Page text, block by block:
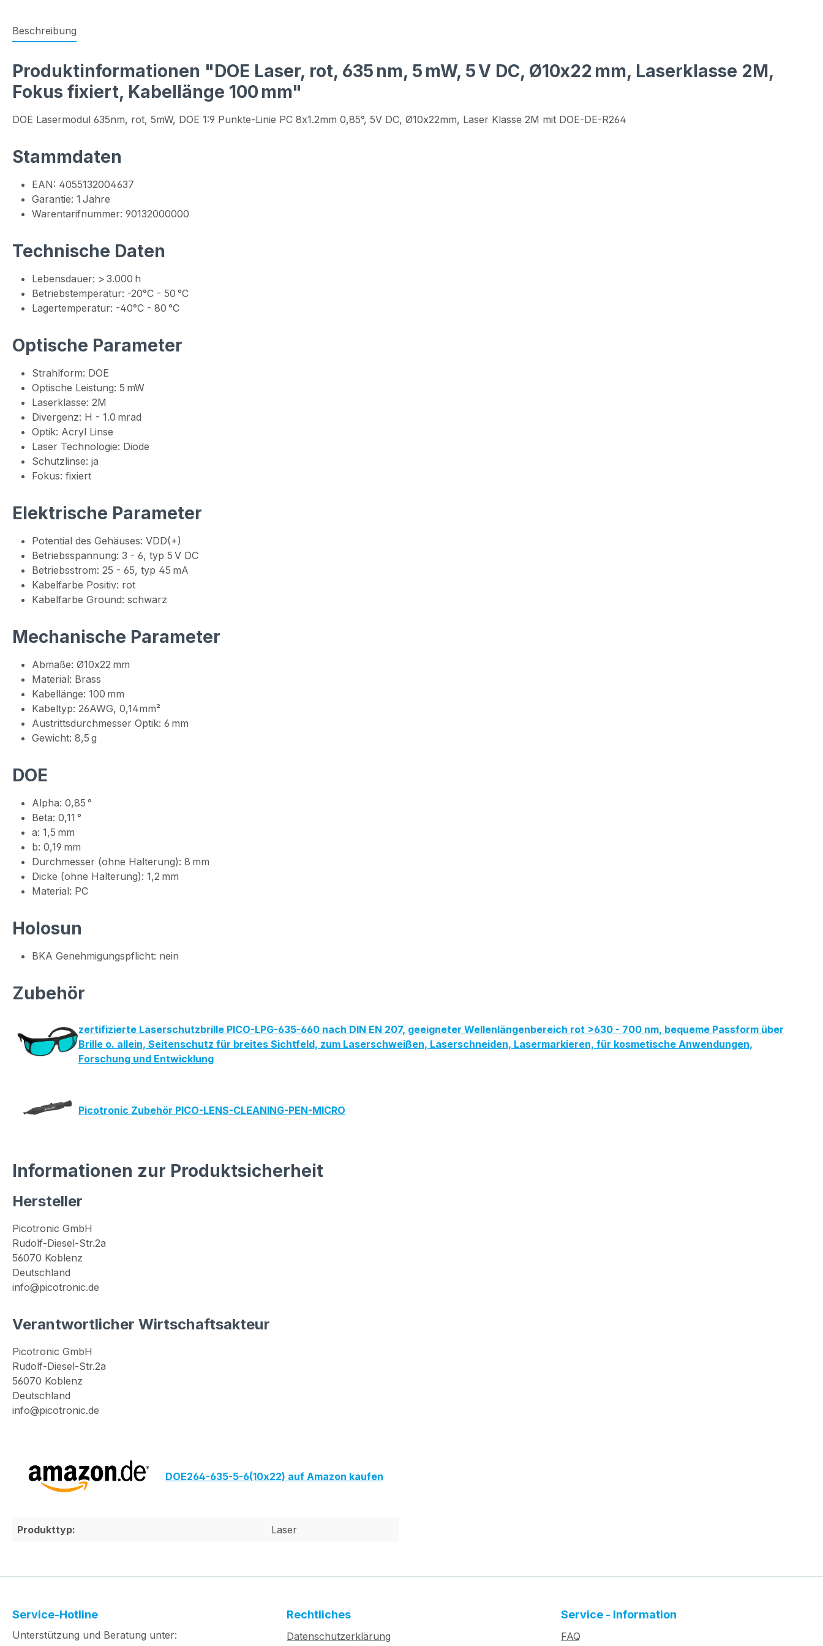
Beschreibung
Produktinformationen "DOE Laser, rot, 635 nm, 5 mW, 5 V DC, Ø10x22 mm, Laserklasse 2M,
Fokus fixiert, Kabellänge 100 mm"
DOE Lasermodul 635nm, rot, 5mW, DOE 1:9 Punkte-Linie PC 8x1.2mm 0,85°, 5V DC, Ø10x22mm, Laser Klasse 2M mit DOE-DE-R264
Stammdaten
EAN: 4055132004637
Garantie: 1 Jahre
Warentarifnummer: 90132000000
Technische Daten
Lebensdauer: > 3.000 h
Betriebstemperatur: -20°C - 50 °C
Lagertemperatur: -40°C - 80 °C
Optische Parameter
Strahlform: DOE
Optische Leistung: 5 mW
Laserklasse: 2M
Divergenz: H - 1.0 mrad
Optik: Acryl Linse
Laser Technologie: Diode
Schutzlinse: ja
Fokus: fixiert
Elektrische Parameter
Potential des Gehäuses: VDD(+)
Betriebsspannung: 3 - 6, typ 5 V DC
Betriebsstrom: 25 - 65, typ 45 mA
Kabelfarbe Positiv: rot
Kabelfarbe Ground: schwarz
Mechanische Parameter
Abmaße: Ø10x22 mm
Material: Brass
Kabellänge: 100 mm
Kabeltyp: 26AWG, 0,14mm²
Austrittsdurchmesser Optik: 6 mm
Gewicht: 8,5 g
DOE
Alpha: 0,85 °
Beta: 0,11 °
a: 1,5 mm
b: 0,19 mm
Durchmesser (ohne Halterung): 8 mm
Dicke (ohne Halterung): 1,2 mm
Material: PC
Holosun
BKA Genehmigungspflicht: nein
Zubehör
zertifizierte Laserschutzbrille PICO-LPG-635-660 nach DIN EN 207, geeigneter Wellenlängenbereich rot >630 - 700 nm, bequeme Passform über
Brille o. allein, Seitenschutz für breites Sichtfeld, zum Laserschweißen, Laserschneiden, Lasermarkieren, für kosmetische Anwendungen,
Forschung und Entwicklung
Picotronic Zubehör PICO-LENS-CLEANING-PEN-MICRO
Informationen zur Produktsicherheit
Hersteller
Picotronic GmbH
Rudolf-Diesel-Str.2a
56070 Koblenz
Deutschland
info@picotronic.de
Verantwortlicher Wirtschaftsakteur
Picotronic GmbH
Rudolf-Diesel-Str.2a
56070 Koblenz
Deutschland
info@picotronic.de
DOE264-635-5-6(10x22) auf Amazon kaufen
Produkttyp: Laser
Service-Hotline
Unterstützung und Beratung unter:
Rechtliches
Datenschutzerklärung
Service - Information
FAQ